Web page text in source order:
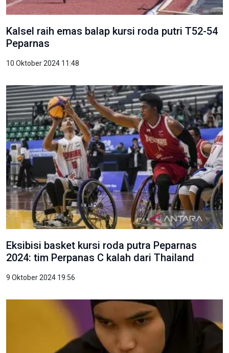
Kalsel raih emas balap kursi roda putri T52-54
Peparnas
10 Oktober 2024 11:48
Eksibisi basket kursi roda putra Peparnas
2024: tim Perpanas C kalah dari Thailand
9 Oktober 2024 19:56